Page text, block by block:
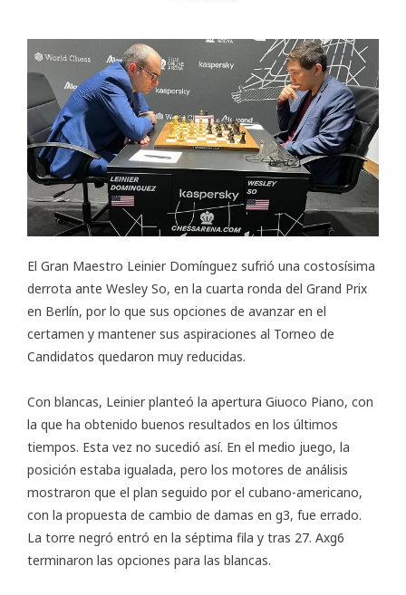
El Gran Maestro Leinier Domínguez sufrió una costosísima
derrota ante Wesley So, en la cuarta ronda del Grand Prix
en Berlín, por lo que sus opciones de avanzar en el
certamen y mantener sus aspiraciones al Torneo de
Candidatos quedaron muy reducidas.
Con blancas, Leinier planteó la apertura Giuoco Piano, con
la que ha obtenido buenos resultados en los últimos
tiempos. Esta vez no sucedió así. En el medio juego, la
posición estaba igualada, pero los motores de análisis
mostraron que el plan seguido por el cubano-americano,
con la propuesta de cambio de damas en g3, fue errado.
La torre negró entró en la séptima fila y tras 27. Axg6
terminaron las opciones para las blancas.